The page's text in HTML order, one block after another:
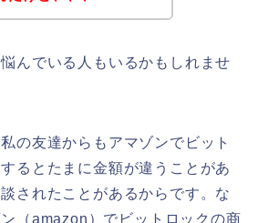
んでいる人もいるかもしれませ
の友達からもアマゾンでビット
るとたまに金額が違うことがあ
されたことがあるからです。な
（amazon）でビットロックの商